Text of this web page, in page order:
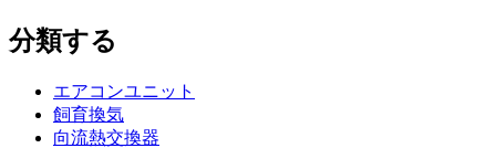
分類する
エアコンユニット
飼育換気
向流熱交換器